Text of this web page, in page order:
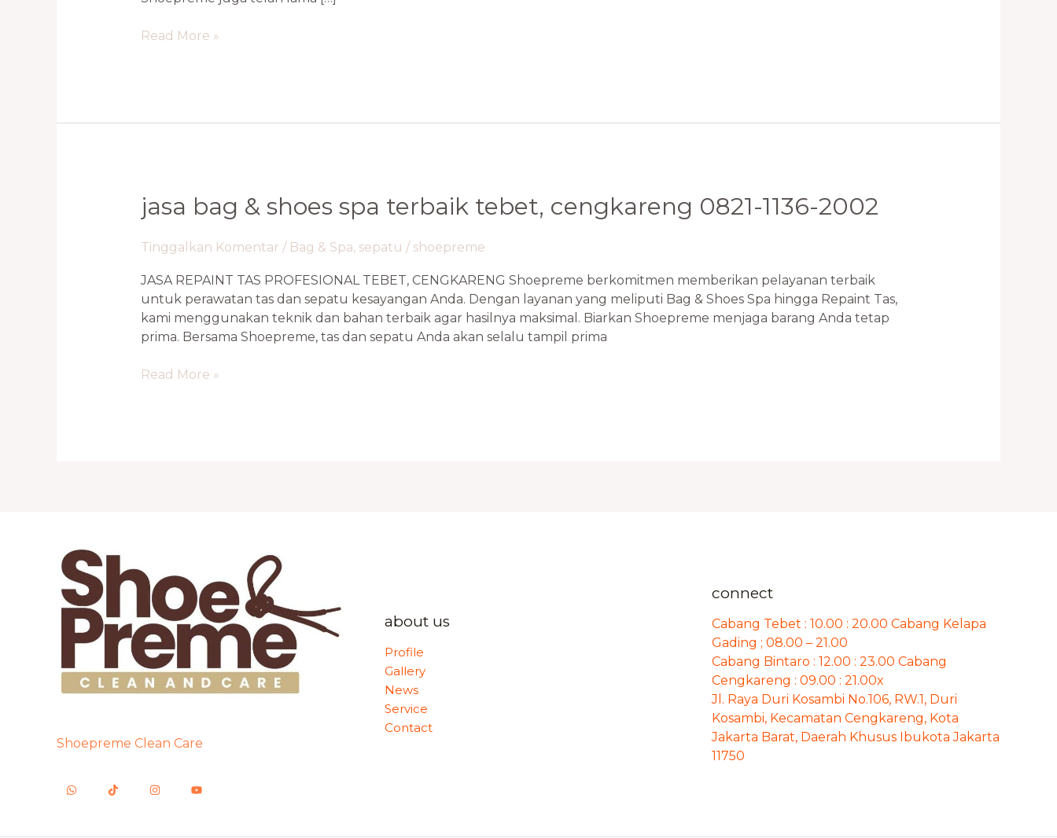
Read More »
jasa bag & shoes spa terbaik tebet, cengkareng 0821-1136-2002
Tinggalkan Komentar / Bag & Spa, sepatu / shoepreme
JASA REPAINT TAS PROFESIONAL TEBET, CENGKARENG Shoepreme berkomitmen memberikan pelayanan terbaik
untuk perawatan tas dan sepatu kesayangan Anda. Dengan layanan yang meliputi Bag & Shoes Spa hingga Repaint Tas,
kami menggunakan teknik dan bahan terbaik agar hasilnya maksimal. Biarkan Shoepreme menjaga barang Anda tetap
prima. Bersama Shoepreme, tas dan sepatu Anda akan selalu tampil prima
Jasa
Bag
Shoes
Spa
Terbaik
Tebet,
Cengkareng
1136-
Read More »
Shoepreme Clean Care
about us
Profile
Gallery
News
Service
Contact
connect
Cabang Tebet : 10.00 : 20.00 Cabang Kelapa
Gading ; 08.00 – 21.00
Cabang Bintaro : 12.00 : 23.00 Cabang
Cengkareng : 09.00 : 21.00x
Jl. Raya Duri Kosambi No.106, RW.1, Duri
Kosambi, Kecamatan Cengkareng, Kota
Jakarta Barat, Daerah Khusus Ibukota Jakarta
11750